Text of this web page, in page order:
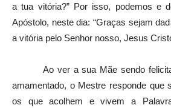
a tua vitória?” Por isso, podemos e
Apóstolo, neste dia: “Graças sejam
a vitória pelo Senhor nosso, Jesus
Ao ver a sua Mãe sendo
amamentado, o Mestre responde que
os que acolhem e vivem a